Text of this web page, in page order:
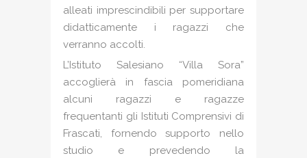
alleati imprescindibili per supportare
didatticamente i ragazzi che
verranno accolti.
L’Istituto Salesiano “Villa Sora”
accoglierà in fascia pomeridiana
alcuni ragazzi e ragazze
frequentanti gli Istituti Comprensivi di
Frascati, fornendo supporto nello
studio e prevedendo la